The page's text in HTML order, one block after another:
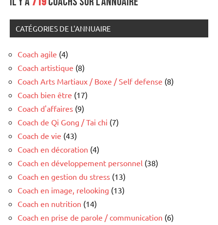
CATÉGORIES DE L'ANNUAIRE
Coach agile (4)
Coach artistique (8)
Coach Arts Martiaux / Boxe / Self defense (8)
Coach bien être (17)
Coach d'affaires (9)
Coach de Qi Gong / Tai chi (7)
Coach de vie (43)
Coach en décoration (4)
Coach en développement personnel (38)
Coach en gestion du stress (13)
Coach en image, relooking (13)
Coach en nutrition (14)
Coach en prise de parole / communication (6)